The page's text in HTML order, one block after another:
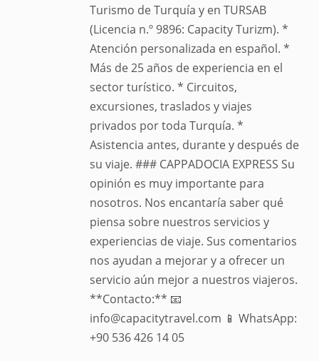
Turismo de Turquía y en TURSAB
(Licencia n.º 9896: Capacity Turizm). *
Atención personalizada en español. *
Más de 25 años de experiencia en el
sector turístico. * Circuitos,
excursiones, traslados y viajes
privados por toda Turquía. *
Asistencia antes, durante y después de
su viaje. ### CAPPADOCIA EXPRESS Su
opinión es muy importante para
nosotros. Nos encantaría saber qué
piensa sobre nuestros servicios y
experiencias de viaje. Sus comentarios
nos ayudan a mejorar y a ofrecer un
servicio aún mejor a nuestros viajeros.
**Contacto:** 📧
info@capacitytravel.com 📱 WhatsApp:
+90 536 426 14 05